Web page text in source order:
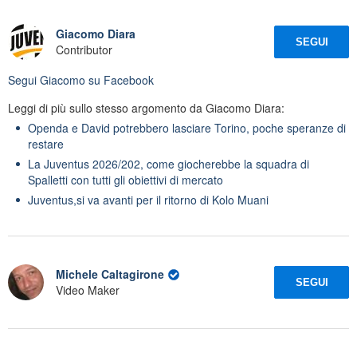
Giacomo Diara
Contributor
SEGUI
Segui Giacomo su Facebook
Leggi di più sullo stesso argomento da Giacomo Diara:
Openda e David potrebbero lasciare Torino, poche speranze di
restare
La Juventus 2026/202, come giocherebbe la squadra di
Spalletti con tutti gli obiettivi di mercato
Juventus,si va avanti per il ritorno di Kolo Muani
Michele Caltagirone
Video Maker
SEGUI